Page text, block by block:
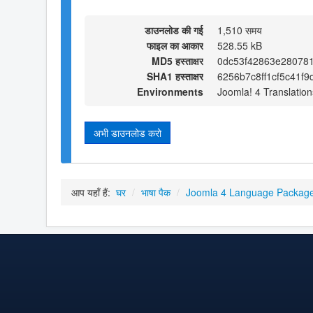
डाउनलोड की गई
1,510 समय
फाइल का आकार
528.55 kB
MD5 हस्ताक्षर
SHA1 हस्ताक्षर
Environments
Joomla! 4
अभी डाउनलोड करो
आप यहाँ हैं: घर / भाषा पैक / Joomla 4 Language